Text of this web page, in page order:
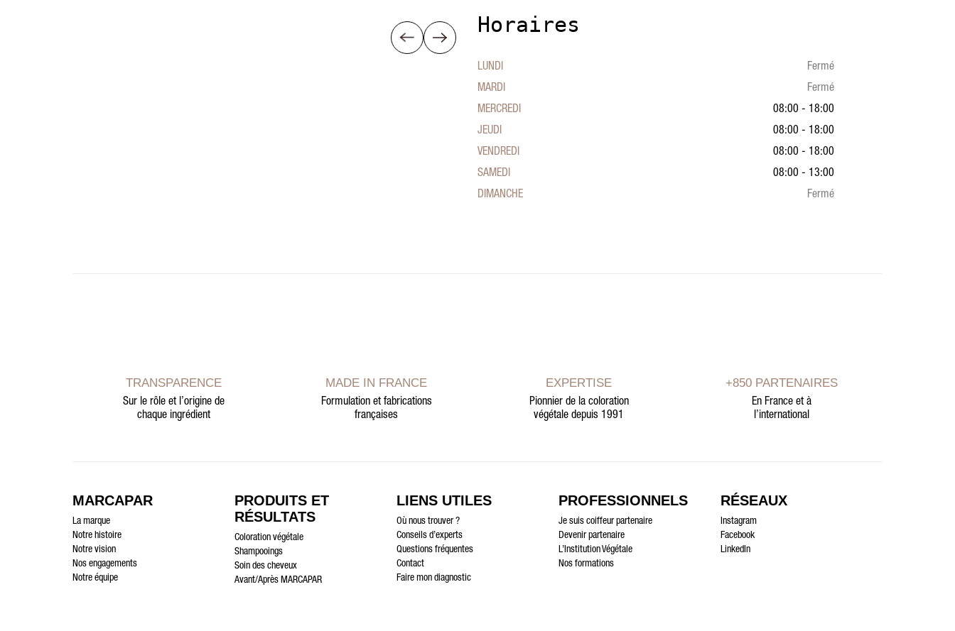
Horaires
LUNDI
Fermé
MARDI
Fermé
MERCREDI
08:00 - 18:00
JEUDI
08:00 - 18:00
VENDREDI
08:00 - 18:00
SAMEDI
08:00 - 13:00
DIMANCHE
Fermé
TRANSPARENCE
Sur le rôle et l’origine de
chaque ingrédient
MADE IN FRANCE
Formulation et fabrications
françaises
EXPERTISE
Pionnier de la coloration
végétale depuis 1991
+850 PARTENAIRES
En France et à
l’international
MARCAPAR
La marque
Notre histoire
Notre vision
Nos engagements
Notre équipe
PRODUITS ET
RÉSULTATS
Coloration végétale
Shampooings
Soin des cheveux
Avant/Après MARCAPAR
LIENS UTILES
Où nous trouver ?
Conseils d’experts
Questions fréquentes
Contact
Faire mon diagnostic
PROFESSIONNELS
Je suis coiffeur partenaire
Devenir partenaire
L’Institution Végétale
Nos formations
RÉSEAUX
Instagram
Facebook
LinkedIn